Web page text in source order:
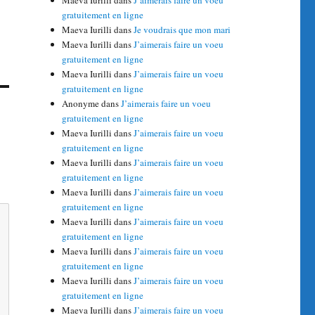
gratuitement en ligne
Maeva Iurilli dansJe voudrais que mon mari
Maeva Iurilli dansJ’aimerais faire un voeu
gratuitement en ligne
Maeva Iurilli dansJ’aimerais faire un voeu
gratuitement en ligne
AnonymedansJ’aimerais faire un voeu
gratuitement en ligne
Maeva Iurilli dansJ’aimerais faire un voeu
gratuitement en ligne
Maeva Iurilli dansJ’aimerais faire un voeu
gratuitement en ligne
Maeva Iurilli dansJ’aimerais faire un voeu
gratuitement en ligne
Maeva Iurilli dansJ’aimerais faire un voeu
gratuitement en ligne
Maeva Iurilli dansJ’aimerais faire un voeu
gratuitement en ligne
Maeva Iurilli dansJ’aimerais faire un voeu
gratuitement en ligne
Maeva Iurilli dansJ’aimerais faire un voeu